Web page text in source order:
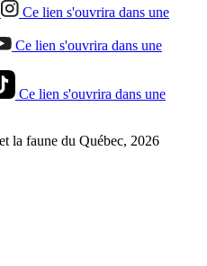
Ce lien s'ouvrira dans une
Ce lien s'ouvrira dans une
Ce lien s'ouvrira dans une
la faune du Québec, 2026